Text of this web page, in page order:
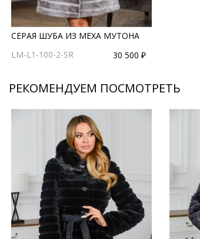
СЕРАЯ ШУБА ИЗ МЕХА МУТОНА
LM-L1-100-2-SR
30 500 ₽
РЕКОМЕНДУЕМ ПОСМОТРЕТЬ